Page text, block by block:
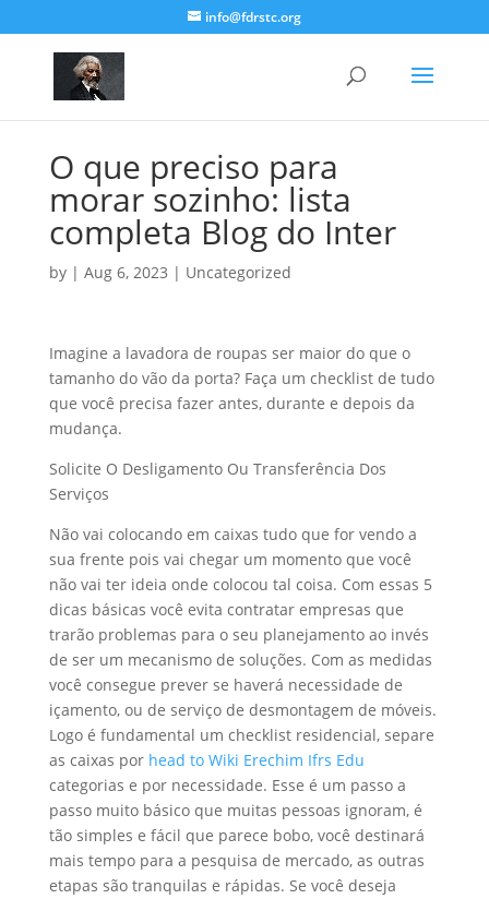
info@fdrstc.org
O que preciso para
morar sozinho: lista
completa Blog do Inter
by | Aug 6, 2023 | Uncategorized
Imagine a lavadora de roupas ser maior do que o
tamanho do vão da porta? Faça um checklist de tudo
que você precisa fazer antes, durante e depois da
mudança.
Solicite O Desligamento Ou Transferência Dos
Serviços
Não vai colocando em caixas tudo que for vendo a
sua frente pois vai chegar um momento que você
não vai ter ideia onde colocou tal coisa. Com essas 5
dicas básicas você evita contratar empresas que
trarão problemas para o seu planejamento ao invés
de ser um mecanismo de soluções. Com as medidas
você consegue prever se haverá necessidade de
içamento, ou de serviço de desmontagem de móveis.
Logo é fundamental um checklist residencial, separe
as caixas por head to Wiki Erechim Ifrs Edu
categorias e por necessidade. Esse é um passo a
passo muito básico que muitas pessoas ignoram, é
tão simples e fácil que parece bobo, você destinará
mais tempo para a pesquisa de mercado, as outras
etapas são tranquilas e rápidas. Se você deseja